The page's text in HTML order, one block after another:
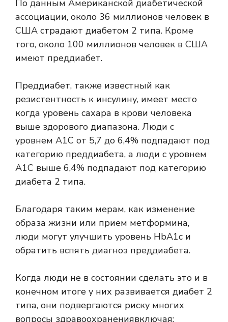
По данным Американской диабетической
ассоциации, около 36 миллионов человек в
США страдают диабетом 2 типа. Кроме
того, около 100 миллионов человек в США
имеют преддиабет.
Преддиабет, также известный как
резистентность к инсулину, имеет место
когда уровень сахара в крови человека
выше здорового диапазона. Люди с
уровнем A1C от 5,7 до 6,4% подпадают под
категорию преддиабета, а люди с уровнем
A1C выше 6,4% подпадают под категорию
диабета 2 типа.
Благодаря таким мерам, как изменение
образа жизни или прием метформина,
люди могут улучшить уровень HbA1c и
обратить вспять диагноз преддиабета.
Когда люди не в состоянии сделать это и в
конечном итоге у них развивается диабет 2
типа, они подвергаются риску многих
вопросы здравоохранениявключая: